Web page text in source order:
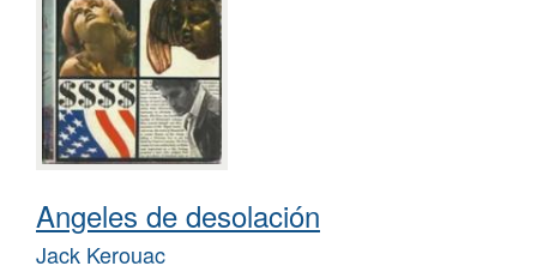
Angeles de desolación
Jack Kerouac